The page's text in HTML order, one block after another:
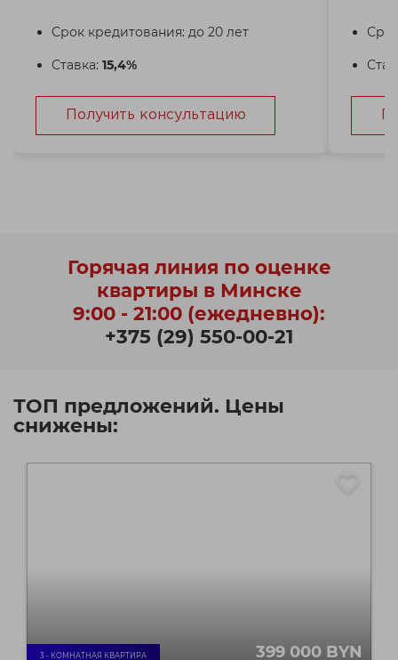
Срок кредитования: до 20 лет
Ставка: 15,4%
Получить консультацию
Горячая линия по оценке
квартиры в Минске
9:00 - 21:00 (ежедневно):
+375 (29) 550-00-21
ТОП предложений. Цены
снижены:
3 - КОМНАТНАЯ КВАРТИРА 399 000 BYN